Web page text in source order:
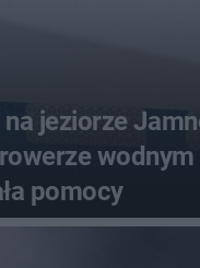
jeziorze
wodnym
pomocy